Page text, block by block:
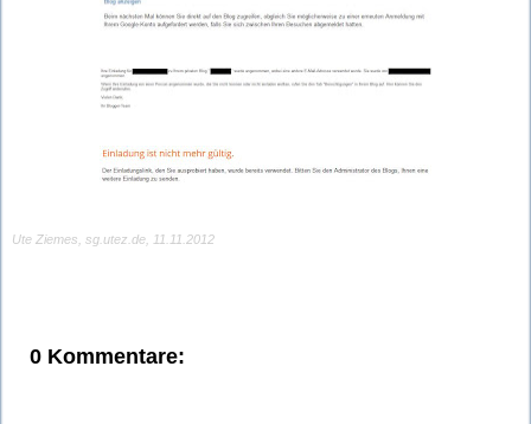
Ute Ziemes, sg.utez.de, 11.11.2012
0 Kommentare: